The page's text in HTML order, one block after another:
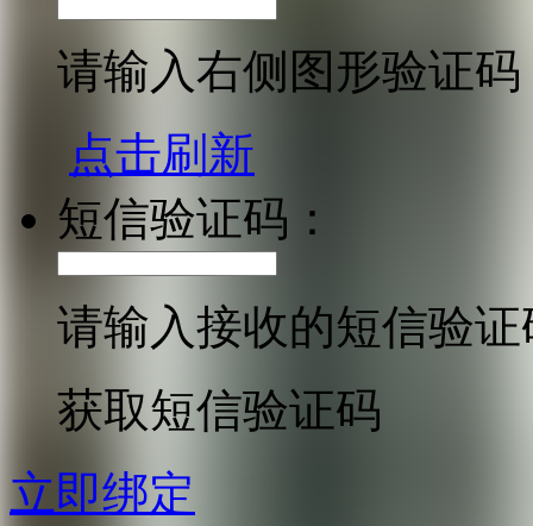
请输入右侧图形验证码
点击刷新
短信验证码：
请输入接收的短信验证
获取短信验证码
立即绑定